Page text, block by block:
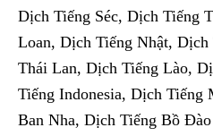
Dịch Tiếng Séc, Dịch Tiếng
Loan, Dịch Tiếng Nhật,
Thái Lan, Dịch Tiếng Lào,
Tiếng Indonesia, Dịch Tiếng
Ban Nha, Dịch Tiếng Bồ